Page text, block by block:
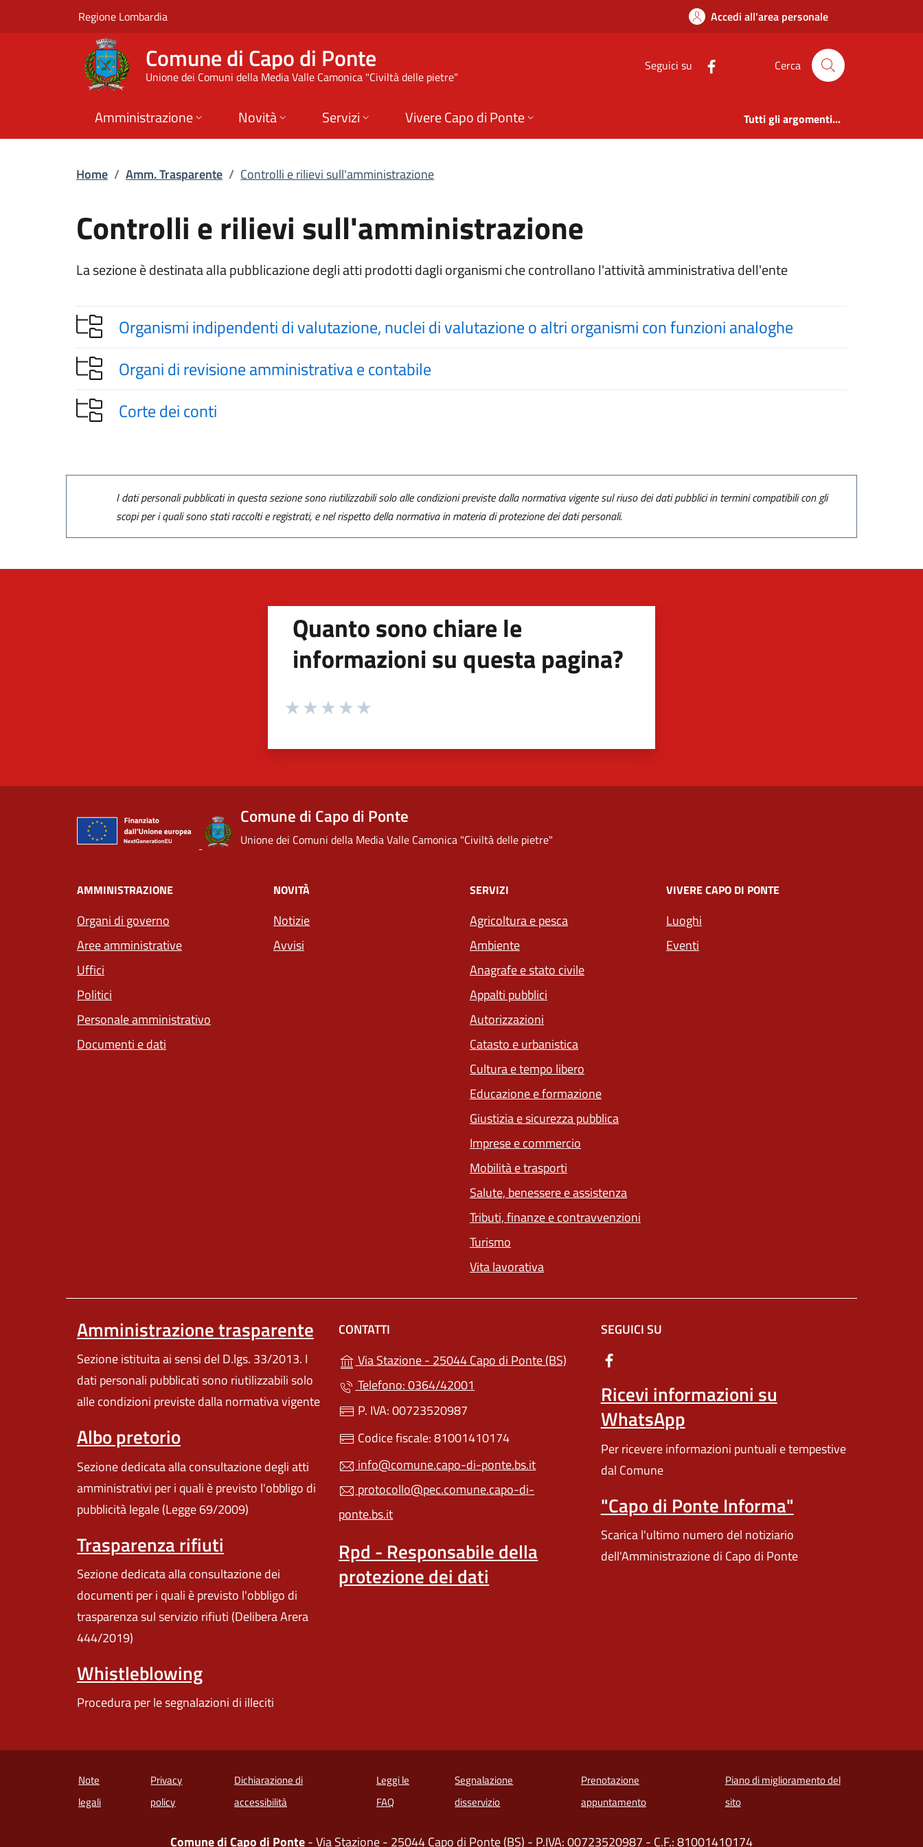
Vai al contenuto principale
Controlli e rilievi sull'amministrazione | Amm. Trasparente |
Regione Lombardia Accedi all'area personale
Comune di Capo di Ponte
Unione dei Comuni della Media Valle Camonica "Civiltà delle pietre"
Seguici su Cerca
Amministrazione Novità Servizi Vivere Capo di Ponte Tutti gli argomenti...
Home / Amm. Trasparente / Controlli e rilievi sull'amministrazione
Controlli e rilievi sull'amministrazione
La sezione è destinata alla pubblicazione degli atti prodotti dagli organismi che controllano l'attività amministrativa dell'ente
Organismi indipendenti di valutazione, nuclei di valutazione o altri organismi con funzioni analoghe
Organi di revisione amministrativa e contabile
Corte dei conti
I dati personali pubblicati in questa sezione sono riutilizzabili solo alle condizioni previste dalla normativa vigente sul riuso dei dati pubblici in termini compatibili con gli
scopi per i quali sono stati raccolti e registrati, e nel rispetto della normativa in materia di protezione dei dati personali.
Quanto sono chiare le
informazioni su questa pagina?
Valuta da 1 a 5 stelle la pagina
Comune di Capo di Ponte
Unione dei Comuni della Media Valle Camonica "Civiltà delle pietre"
AMMINISTRAZIONE
Organi di governo
Aree amministrative
Uffici
Politici
Personale amministrativo
Documenti e dati
NOVITÀ
Notizie
Avvisi
SERVIZI
Agricoltura e pesca
Ambiente
Anagrafe e stato civile
Appalti pubblici
Autorizzazioni
Catasto e urbanistica
Cultura e tempo libero
Educazione e formazione
Giustizia e sicurezza pubblica
Imprese e commercio
Mobilità e trasporti
Salute, benessere e assistenza
Tributi, finanze e contravvenzioni
Turismo
Vita lavorativa
VIVERE CAPO DI PONTE
Luoghi
Eventi
Amministrazione trasparente
Sezione istituita ai sensi del D.lgs. 33/2013. I
dati personali pubblicati sono riutilizzabili solo
alle condizioni previste dalla normativa vigente
Albo pretorio
Sezione dedicata alla consultazione degli atti
amministrativi per i quali è previsto l'obbligo di
pubblicità legale (Legge 69/2009)
Trasparenza rifiuti
Sezione dedicata alla consultazione dei
documenti per i quali è previsto l'obbligo di
trasparenza sul servizio rifiuti (Delibera Arera
444/2019)
Whistleblowing
Procedura per le segnalazioni di illeciti
CONTATTI
Via Stazione - 25044 Capo di Ponte (BS) (apre in un'altra scheda).
Telefono: 0364/42001
P. IVA: 00723520987
Codice fiscale: 81001410174
info@comune.capo-di-ponte.bs.it
protocollo@pec.comune.capo-di-
ponte.bs.it
Rpd - Responsabile della
protezione dei dati
SEGUICI SU
Ricevi informazioni su
WhatsApp
Per ricevere informazioni puntuali e tempestive
dal Comune
"Capo di Ponte Informa"
Scarica l'ultimo numero del notiziario
dell'Amministrazione di Capo di Ponte
Note
legali
Privacy
policy
Dichiarazione di
accessibilità (apre in un'altra scheda).
Leggi le
FAQ
Segnalazione
disservizio
Prenotazione
appuntamento
Piano di miglioramento del
sito
Comune di Capo di Ponte- Via Stazione - 25044 Capo di Ponte (BS) - P.IVA: 00723520987 - C.F.: 81001410174